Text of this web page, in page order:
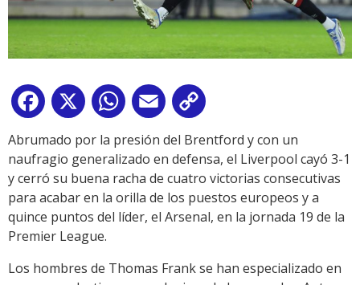
Facebook
X WhatsApp
Email
Link
Abrumado por la presión del Brentford y con un
naufragio generalizado en defensa, el Liverpool cayó 3-1
y cerró su buena racha de cuatro victorias consecutivas
para acabar en la orilla de los puestos europeos y a
quince puntos del líder, el Arsenal, en la jornada 19 de la
Premier League.
Los hombres de Thomas Frank se han especializado en